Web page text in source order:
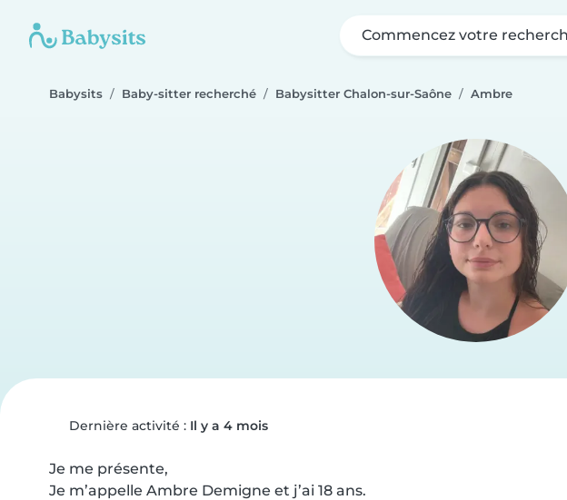
Commencez votre
Babysits Baby-sitter recherché Babysitter Chalon-sur-Saône Ambre
Dernière activité : Il y a 4 mois
Je me présente,
Je m’appelle Ambre Demigne et j’ai 18 ans.